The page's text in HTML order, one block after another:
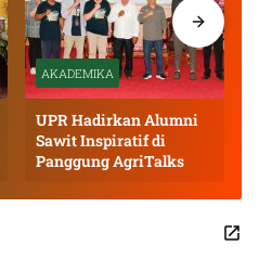
AKADEMIKA
UPR Hadirkan Alumni
Sawit Inspiratif di
Panggung AgriTalks